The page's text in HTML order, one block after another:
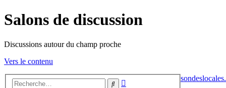
Salons de discussion
Discussions autour du champ proche
Vers le contenu
Rechercher